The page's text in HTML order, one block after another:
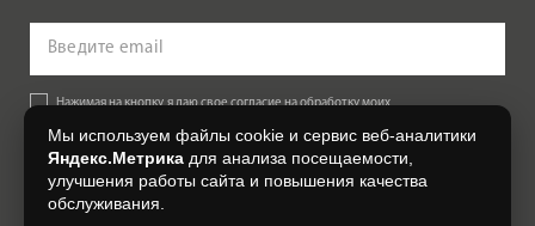
Нажимая на кнопку, я даю свое согласие на обработку моих
Согласии на обработку персональных данных.
Мы используем файлы cookie и сервис веб-аналитики
Яндекс.Метрика для анализа посещаемости,
улучшения работы сайта и повышения качества
обслуживания.